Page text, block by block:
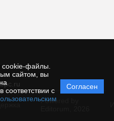
cookie-файлы.
сайтом, вы
соответствии с
Согласен
Powered by